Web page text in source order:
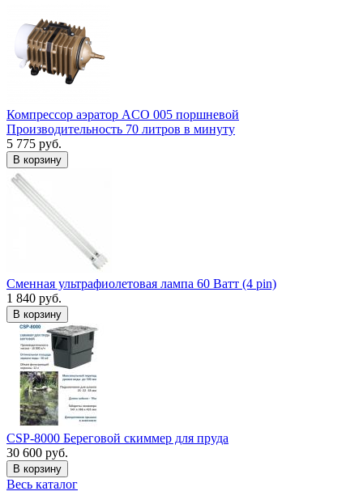
Компрессор аэратор ACO 005 поршневой
Производительность 70 литров в минуту
5 775 руб.
В корзину
Сменная ультрафиолетовая лампа 60 Ватт (4 pin)
1 840 руб.
В корзину
CSP-8000 Береговой скиммер для пруда
30 600 руб.
В корзину
Весь каталог